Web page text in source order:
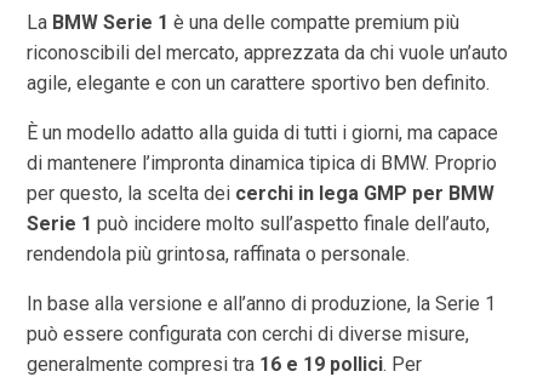
La BMW Serie 1 è una delle compatte premium più
riconoscibili del mercato, apprezzata da chi vuole un’auto
agile, elegante e con un carattere sportivo ben definito.
È un modello adatto alla guida di tutti i giorni, ma capace
di mantenere l’impronta dinamica tipica di BMW. Proprio
per questo, la scelta dei cerchi in lega GMP per BMW
Serie 1 può incidere molto sull’aspetto finale dell’auto,
rendendola più grintosa, raffinata o personale.
In base alla versione e all’anno di produzione, la Serie 1
può essere configurata con cerchi di diverse misure,
generalmente compresi tra 16 e 19 pollici. Per